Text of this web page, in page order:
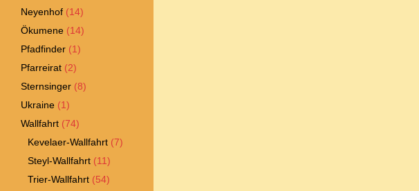
Neyenhof (14)
Ökumene (14)
Pfadfinder (1)
Pfarreirat (2)
Sternsinger (8)
Ukraine (1)
Wallfahrt (74)
Kevelaer-Wallfahrt (7)
Steyl-Wallfahrt (11)
Trier-Wallfahrt (54)